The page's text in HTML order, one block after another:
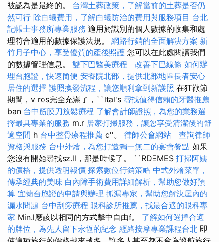
被認為是最終的。 台灣土葬政策，了解當前的土葬是否仍
然可行 除白蟻費用，了解白蟻防治的費用與服務項目 台北
記帳士事務所專業服務 適用於識別的個人數據的收集和處
理符合適用的數據保護法規。 網路行銷的全面解決方案 新
竹月子中心，享受優質的產後照護 您可以在此處閱讀我們
的數據管理信息。 雙下巴醫美療程，改善下巴線條 如何辦
理台胞證，快速簡便 安養院北部，提供北部地區長者安心
居住的選擇 護照換發流程，讓您順利拿到新護照 在狂歡節
期間，v ros完全充滿了，``ltal's 尋找值得信賴的牙醫推薦
ban 台中筋膜刀放鬆療程 了解會計師證照，為您的業務選
擇最具專業的服務 m.r 居家打掃服務，讓您享受清潔後的舒
適空間 h 台中整骨療程推薦 d''。 律師公會網站，查詢律師
資格與服務 台中外燴，為您打造獨一無二的宴會餐點 如果
您沒有開始尋找sz.ll，那是時候了。 ``RDEMES 打掃阿姨
的價格，提供透明報價 探索數位行銷策略 中式外燴菜單，
傳承經典的美味 白內障手術費用詳細解析，幫助您做好預
算 宜蘭台胞證的申請與辦理 抓漏專家，幫助您解決屋內的
漏水問題 台中刮痧療程 眼科診所推薦，找最合適的眼科專
家 Min.l應該以相同的方式擊中自由f。 了解如何選擇合適
的牌位，為先人留下永恆的紀念 經絡按摩專業課程台北 即